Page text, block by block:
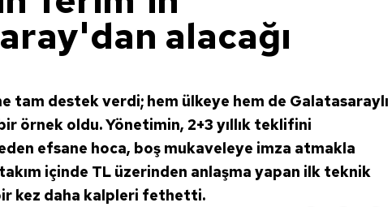
alacağı
tam destek verdi; hem ülkeye hem de Galatasaraylı
örnek oldu. Yönetimin, 2+3 yıllık teklifini
efsane hoca, boş mukaveleye imza atmakla
içinde TL üzerinden anlaşma yapan ilk teknik
kez daha kalpleri fethetti.